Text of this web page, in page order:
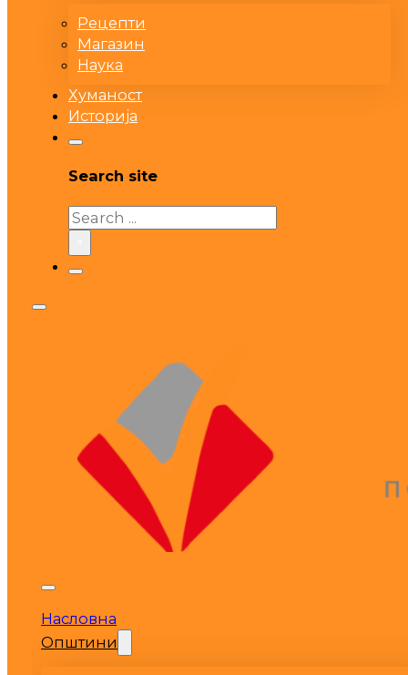
Рецепти
Магазин
Наука
Хуманост
Историја
Search site
Search
Насловна
Општини